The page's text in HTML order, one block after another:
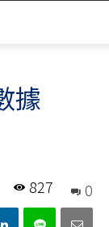
據
0
827